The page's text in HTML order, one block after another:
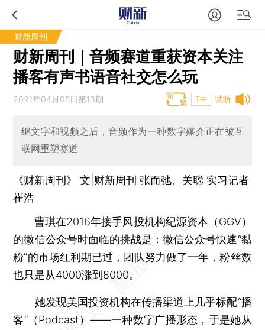
财新周刊
财新周刊｜音频赛道重获资本关注
播客有声书语音社交怎么玩
试听
2021年04月05日第13期 T中
继文字和视频之后，音频作为一种数字媒介正在被互
联网重塑赛道
《财新周刊》 文|财新周刊 张而弛、关聪 实习记者
崔浩
曹琪在2016年接手风投机构纪源资本（GGV）
的微信公众号时面临的挑战是：微信公众号快速“黏
粉”的市场红利期已过，团队努力做了一年，粉丝数
也只是从4000涨到8000。
她发现美国投资机构在传播渠道上几乎标配“播
客”（Podcast）——一种数字广播形态，于是她从